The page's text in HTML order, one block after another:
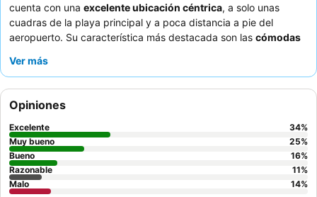
cuenta con una excelente ubicación céntrica, a solo unas
cuadras de la playa principal y a poca distancia a pie del
aeropuerto. Su característica más destacada son las cómodas
un ambiente tranquilo para el descanso. Los huéspedes elogian
y las
deliciosas y saludables opciones de desayuno
estancia verdaderamente relajante, considere solicitar una
habitación que haya sido recientemente renovada para
asegurar un aire acondicionado eficaz y una comodidad óptima.
Ver más
Opiniones
Excelente 34%
Muy bueno
25%
Bueno
16%
Razonable
11%
Malo
14%